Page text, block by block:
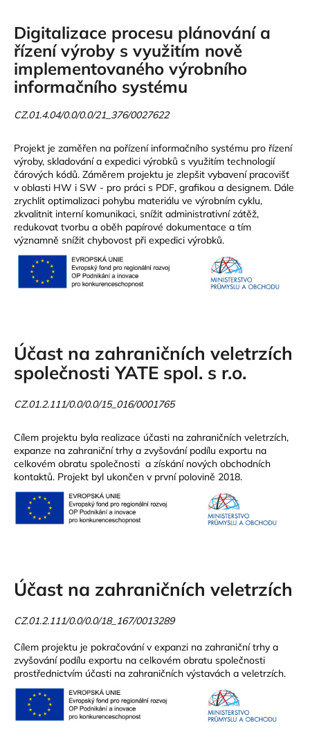
Digitalizace procesu plánování a
řízení výroby s využitím nově
implementovaného výrobního
informačního systému
CZ.01.4.04/0.0/0.0/21_376/0027622
Projekt je zaměřen na pořízení informačního systému pro řízení
výroby, skladování a expedici výrobků s využitím technologií
čárových kódů. Záměrem projektu je zlepšit vybavení pracovišť
v oblasti HW i SW - pro práci s PDF, grafikou a designem. Dále
zrychlit optimalizaci pohybu materiálu ve výrobním cyklu,
zkvalitnit interní komunikaci, snížit administrativní zátěž,
redukovat tvorbu a oběh papírové dokumentace a tím
významně snížit chybovost při expedici výrobků.
Účast na zahraničních veletrzích
společnosti YATE spol. s r.o.
CZ.01.2.111/0.0/0.0/15_016/0001765
Cílem projektu byla realizace účasti na zahraničních veletrzích,
expanze na zahraniční trhy a zvyšování podílu exportu na
celkovém obratu společnosti a získání nových obchodních
kontaktů. Projekt byl ukončen v první polovině 2018.
Účast na zahraničních veletrzích
CZ.01.2.111/0.0/0.0/18_167/0013289
Cílem projektu je pokračování v expanzi na zahraniční trhy a
zvyšování podílu exportu na celkovém obratu společnosti
prostřednictvím účasti na zahraničních výstavách a veletrzích.